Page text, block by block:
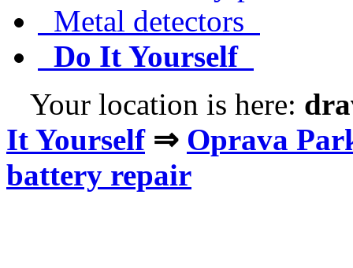
Metal detectors
Do It Yourself
Your location is here:
It Yourself⇒ Oprava
battery repair